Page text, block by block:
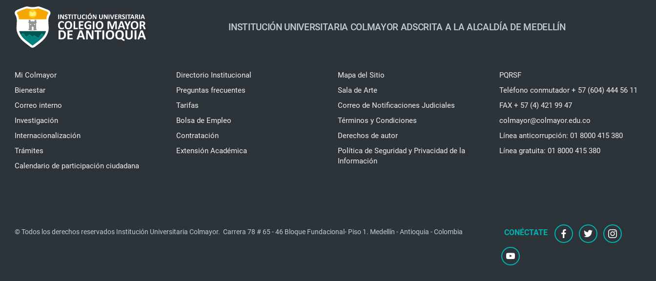
INSTITUCIÓN UNIVERSITARIA COLMAYOR ADSCRITA A LA ALCALDÍA DE MEDELLÍN
Mi Colmayor
Bienestar
Correo interno
Investigación
Internacionalización
Trámites
Calendario de participación ciudadana
Directorio Institucional
Preguntas frecuentes
Tarifas
Bolsa de Empleo
Contratación
Extensión Académica
Mapa del Sitio
Sala de Arte
Correo de Notificaciones Judiciales
Términos y Condiciones
Derechos de autor
Política de Seguridad y Privacidad de la
Información
PQRSF
Teléfono conmutador + 57 (604) 444 56 11
FAX + 57 (4) 421 99 47
colmayor@colmayor.edu.co
Línea anticorrupción: 01 8000 415 380
Línea gratuita: 01 8000 415 380
© Todos los derechos reservados Institución Universitaria Colmayor. Carrera 78 # 65 - 46 Bloque Fundacional- Piso 1. Medellín - Antioquia - Colombia